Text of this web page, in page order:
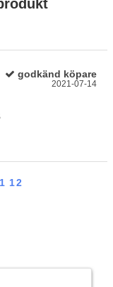
godkänd köpare
2021-07-14
12